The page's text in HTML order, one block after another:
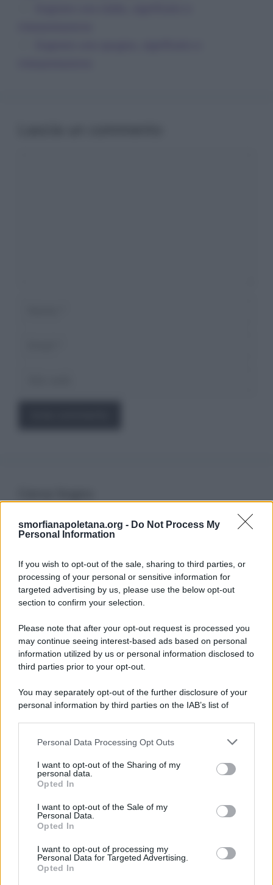
smorfianapoletana.org - Do Not Process My
Personal Information
If you wish to opt-out of the sale, sharing to third parties, or
processing of your personal or sensitive information for
targeted advertising by us, please use the below opt-out
section to confirm your selection.
Please note that after your opt-out request is processed you
may continue seeing interest-based ads based on personal
information utilized by us or personal information disclosed to
third parties prior to your opt-out.
You may separately opt-out of the further disclosure of your
personal information by third parties on the IAB’s list of
This information may also be disclosed by us to third parties
disclose it to other third parties.
Please note that this website/app uses one or more Google
services and may gather and store information including but
not limited to your visit or usage behaviour. You may click to
grant or deny consent to Google and its third-party tags to
consent section.
Personal Data Processing Opt Outs
I want to opt-out of the Sharing of my
personal data.
Opted In
I want to opt-out of the Sale of my
Personal Data.
Opted In
I want to opt-out of processing my
Personal Data for Targeted Advertising.
Opted In
Ricerca
LEGGI GRATIS IL NOSTRO EBOOK
Categorie
Dizionario dei Sogni – B
Dizionario dei Sogni – C
Dizionario dei Sogni – D
Dizionario dei Sogni – E
Dizionario dei Sogni – F
Dizionario dei Sogni – G
Dizionario dei Sogni – I